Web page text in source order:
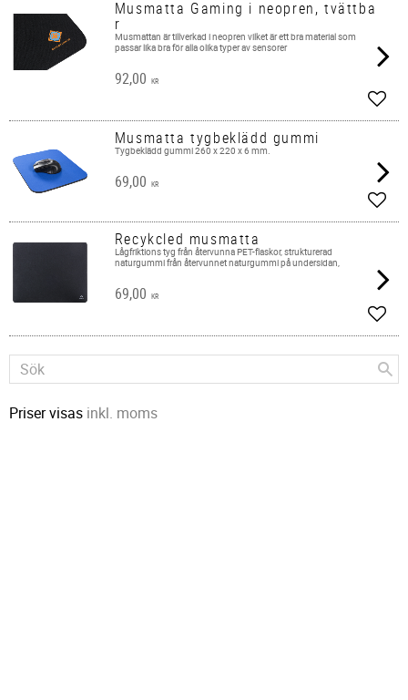
Musmatta Gaming i neopren, tvättba
r
Musmattan är tillverkad i neopren vilket är ett bra material som
passar lika bra för alla olika typer av sensorer
92,00 KR
Musmatta tygbeklädd gummi
Tygbeklädd gummi 260 x 220 x 6 mm.​
69,00 KR
Recykcled musmatta
Lågfriktions tyg från återvunna PET-flaskor, strukturerad
naturgummi från återvunnet naturgummi på undersidan,
69,00 KR
Priser visas inkl. moms